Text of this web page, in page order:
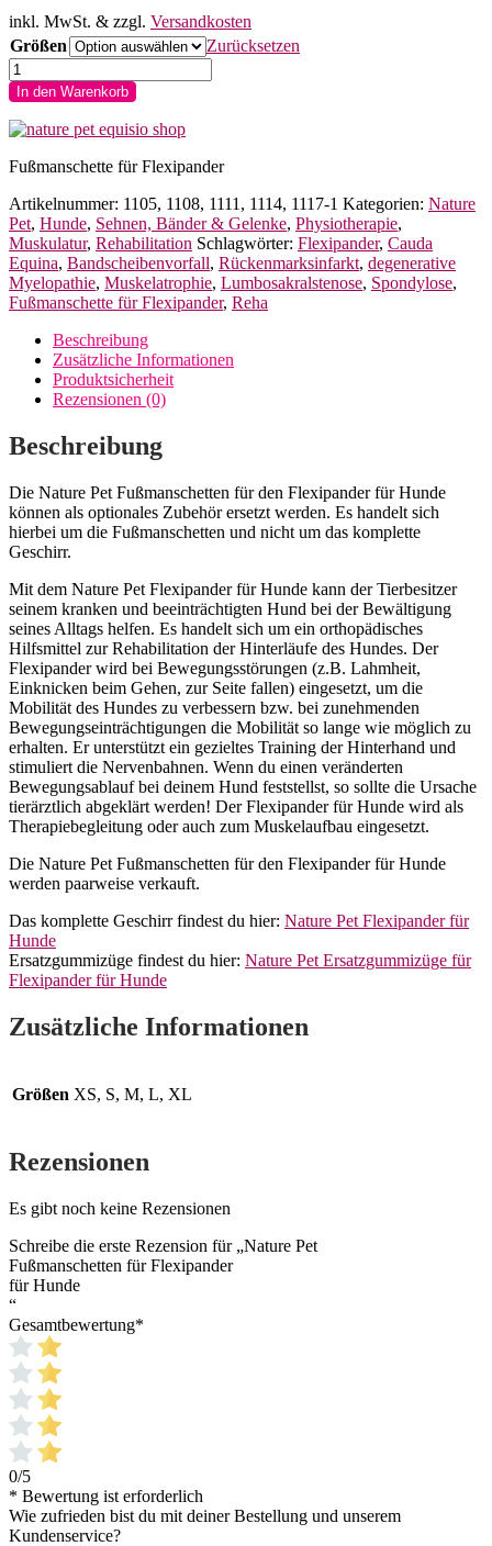
inkl. MwSt. & zzgl. Versandkosten
Größen
Zurücksetzen
Nature
Pet
Fußmanschetten
für
für
Menge
In den Warenkorb
Fußmanschette für Flexipander
Artikelnummer: 1105, 1108, 1111, 1114, 1117-1 Kategorien: Nature
Pet, Hunde, Sehnen, Bänder & Gelenke, Physiotherapie,
Muskulatur, Rehabilitation Schlagwörter: Flexipander, Cauda
Equina, Bandscheibenvorfall, Rückenmarksinfarkt, degenerative
Myelopathie, Muskelatrophie, Lumbosakralstenose, Spondylose,
Fußmanschette für Flexipander, Reha
Beschreibung
Zusätzliche Informationen
Produktsicherheit
Rezensionen (0)
Beschreibung
Die Nature Pet Fußmanschetten für den Flexipander für Hunde
können als optionales Zubehör ersetzt werden. Es handelt sich
hierbei um die Fußmanschetten und nicht um das komplette
Geschirr.
Mit dem Nature Pet Flexipander für Hunde kann der Tierbesitzer
seinem kranken und beeinträchtigten Hund bei der Bewältigung
seines Alltags helfen. Es handelt sich um ein orthopädisches
Hilfsmittel zur Rehabilitation der Hinterläufe des Hundes. Der
Flexipander wird bei Bewegungsstörungen (z.B. Lahmheit,
Einknicken beim Gehen, zur Seite fallen) eingesetzt, um die
Mobilität des Hundes zu verbessern bzw. bei zunehmenden
Bewegungseinträchtigungen die Mobilität so lange wie möglich zu
erhalten. Er unterstützt ein gezieltes Training der Hinterhand und
stimuliert die Nervenbahnen. Wenn du einen veränderten
Bewegungsablauf bei deinem Hund feststellst, so sollte die Ursache
tierärztlich abgeklärt werden! Der Flexipander für Hunde wird als
Therapiebegleitung oder auch zum Muskelaufbau eingesetzt.
Die Nature Pet Fußmanschetten für den Flexipander für Hunde
werden paarweise verkauft.
Das komplette Geschirr findest du hier: Nature Pet Flexipander für
Hunde
Ersatzgummizüge findest du hier: Nature Pet Ersatzgummizüge für
Flexipander für Hunde
Zusätzliche Informationen
Größen XS, S, M, L, XL
Rezensionen
Es gibt noch keine Rezensionen
Schreibe die erste Rezension für „Nature Pet
Fußmanschetten für Flexipander
für Hunde
“
Gesamtbewertung*
0/5
* Bewertung ist erforderlich
Wie zufrieden bist du mit deiner Bestellung und unserem
Kundenservice?